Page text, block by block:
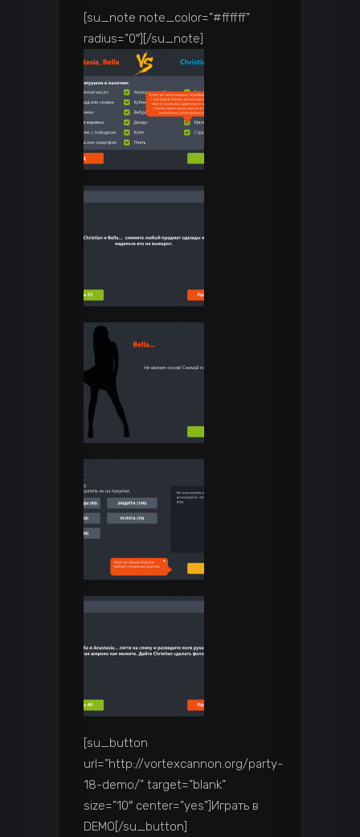
[su_note note_color=”#ffffff”
radius=”0″] [/su_note]
[su_button
url=”http://vortexcannon.org/party-
18-demo/” target=”blank”
size=”10″ center=”yes”]Играть в
DEMO[/su_button]